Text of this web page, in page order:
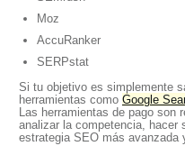
Moz
AccuRanker
SERPstat
Si tu objetivo es simplemente
herramientas como Google
Las herramientas de pago son
analizar la competencia, hacer
estrategia SEO más